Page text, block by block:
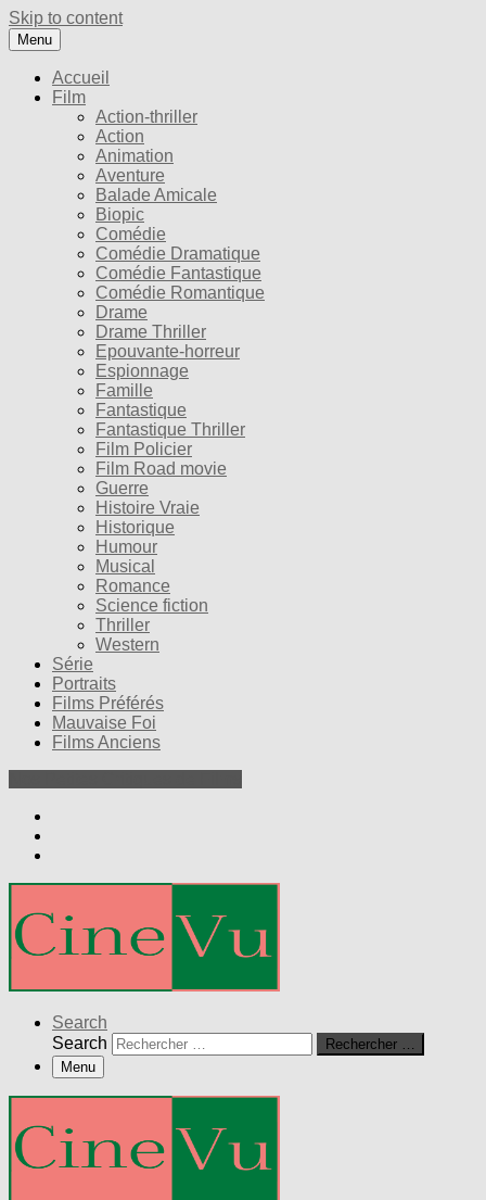
Skip to content
Menu
Accueil
Film
Action-thriller
Action
Animation
Aventure
Balade Amicale
Biopic
Comédie
Comédie Dramatique
Comédie Fantastique
Comédie Romantique
Drame
Drame Thriller
Epouvante-horreur
Espionnage
Famille
Fantastique
Fantastique Thriller
Film Policier
Film Road movie
Guerre
Histoire Vraie
Historique
Humour
Musical
Romance
Science fiction
Thriller
Western
Série
Portraits
Films Préférés
Mauvaise Foi
Films Anciens
Search
Search
Rechercher …
Menu